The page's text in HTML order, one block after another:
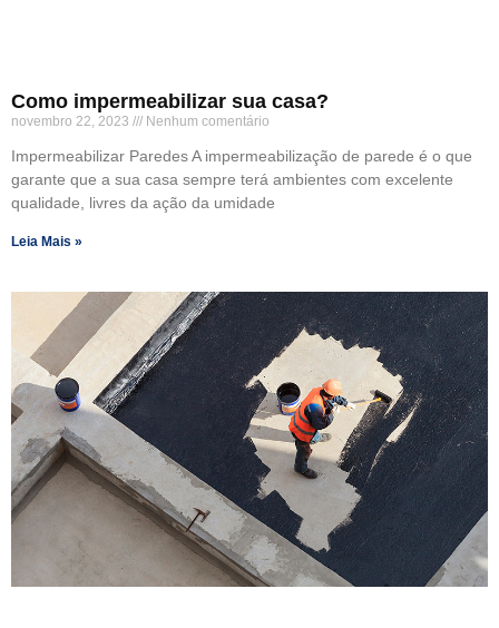
Como impermeabilizar sua casa?
novembro 22, 2023 Nenhum comentário
Impermeabilizar Paredes A impermeabilização de parede é o que
garante que a sua casa sempre terá ambientes com excelente
qualidade, livres da ação da umidade
Leia Mais »